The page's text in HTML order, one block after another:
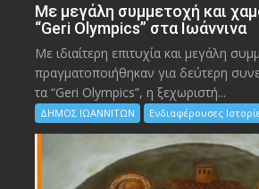
Με μεγάλη συμμετοχή και
“Geri Olympics” στα Ιωάννινα
Με ιδιαίτερη επιτυχία και μεγάλη
πραγματοποιήθηκαν για δεύτερη
τα “Geri Olympics”, η ξεχωριστή...
ΔΗΜΟΣ ΙΩΑΝΝΙΤΩΝ Ενδιαφέρουσες